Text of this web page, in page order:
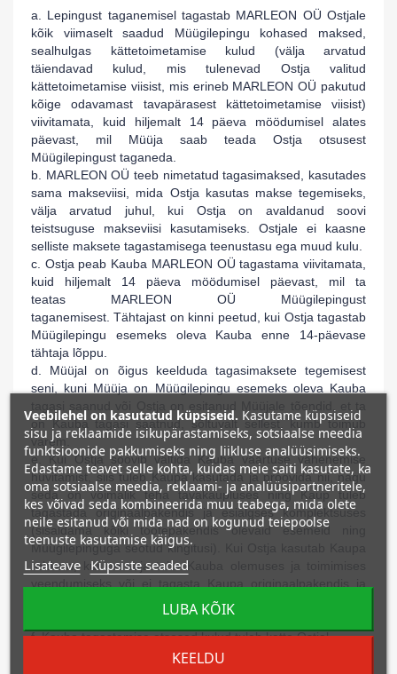
a. Lepingust taganemisel tagastab MARLEON OÜ Ostjale
kõik viimaselt saadud Müügilepingu kohased maksed,
sealhulgas kättetoimetamise kulud (välja arvatud
täiendavad kulud, mis tulenevad Ostja valitud
kättetoimetamise viisist, mis erineb MARLEON OÜ pakutud
kõige odavamast tavapärasest kättetoimetamise viisist)
viivitamata, kuid hiljemalt 14 päeva möödumisel alates
päevast, mil Müüja saab teada Ostja otsusest
Müügilepingust taganeda.
b. MARLEON OÜ teeb nimetatud tagasimaksed, kasutades
sama makseviisi, mida Ostja kasutas makse tegemiseks,
välja arvatud juhul, kui Ostja on avaldanud soovi
teistsuguse makseviisi kasutamiseks. Ostjale ei kaasne
selliste maksete tagastamisega teenustasu ega muud kulu.
c. Ostja peab Kauba MARLEON OÜ tagastama viivitamata,
kuid hiljemalt 14 päeva möödumisel päevast, mil ta
teatas MARLEON OÜ
Müügilepingust
taganemisest.Tähtajast on kinni peetud, kui Ostja tagastab
Müügilepingu esemeks oleva Kauba enne 14-päevase
tähtaja lõppu.
d. Müüjal on õigus keelduda tagasimaksete tegemisest
seni, kuni Müüja on Müügilepingu esemeks oleva Kauba
on Kauba tagasi saatnud, sõltuvalt sellest, kumb toimub
varem.
e. Kui Ostja soovib vältida Kauba väärtuse vähenemise
hüvitamist, siis tuleb Kaupa kasutada ja proovida nii, nagu
seda on võimalik teha tavakaupluses ning Kaup tuleb
tagastada originaalpakendis ja esialgses komplektsuses
(sisaldama kõiki tootepakendis olevaid esemeid ning
Müügilepinguga seotud kingitusi). Kui Ostja kasutab Kaupa
rohkem, kui on vaja teha Kauba olemuses ja toimimises
esialgses komplektsuses, siis vastutab Ostja Kauba
väärtuse vähenemise eest.
f. Kauba tagastamise otsesed kulud tuleb katta Ostjal.
Veebilehel on kasutatud küpsiseid. Kasutame küpsiseid
sisu ja reklaamide isikupärastamiseks, sotsiaalse meedia
funktsioonide pakkumiseks ning liikluse analüüsimiseks.
Edastame teavet selle kohta, kuidas meie saiti kasutate, ka
oma sotsiaalse meedia, reklaami- ja analüüsipartneritele,
kes võivad seda kombineerida muu teabega, mida olete
neile esitanud või mida nad on kogunud teiepoolse
teenuste kasutamise käigus.
Lisateave Küpsiste seaded
KEELDU
LUBA KÕIK